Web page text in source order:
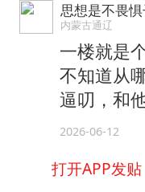
思想是不畏
内蒙古通辽
一楼就是
不知道从
逼叨，和
2026-06-12
打开APP发贴